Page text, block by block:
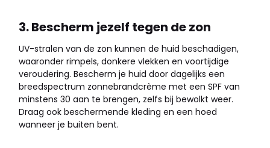
3. Bescherm jezelf tegen de zon
UV-stralen van de zon kunnen de huid beschadigen,
waaronder rimpels, donkere vlekken en voortijdige
veroudering. Bescherm je huid door dagelijks een
breedspectrum zonnebrandcrème met een SPF van
minstens 30 aan te brengen, zelfs bij bewolkt weer.
Draag ook beschermende kleding en een hoed
wanneer je buiten bent.